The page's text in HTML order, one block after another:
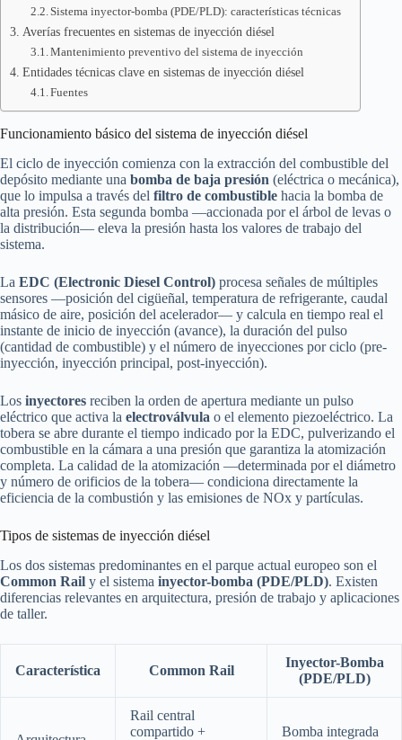
Sistema inyector-bomba (PDE/PLD): características técnicas
Averías frecuentes en sistemas de inyección diésel
Mantenimiento preventivo del sistema de inyección
Entidades técnicas clave en sistemas de inyección diésel
Fuentes
Funcionamiento básico del sistema de inyección diésel
El ciclo de inyección comienza con la extracción del combustible del
depósito mediante una bomba de baja presión (eléctrica o mecánica),
que lo impulsa a través del filtro de combustible hacia la bomba de
alta presión. Esta segunda bomba —accionada por el árbol de levas o
la distribución— eleva la presión hasta los valores de trabajo del
sistema.
La EDC (Electronic Diesel Control) procesa señales de múltiples
sensores —posición del cigüeñal, temperatura de refrigerante, caudal
másico de aire, posición del acelerador— y calcula en tiempo real el
instante de inicio de inyección (avance), la duración del pulso
(cantidad de combustible) y el número de inyecciones por ciclo (pre-
inyección, inyección principal, post-inyección).
Los inyectores reciben la orden de apertura mediante un pulso
eléctrico que activa la electroválvula o el elemento piezoeléctrico. La
tobera se abre durante el tiempo indicado por la EDC, pulverizando el
combustible en la cámara a una presión que garantiza la atomización
completa. La calidad de la atomización —determinada por el diámetro
y número de orificios de la tobera— condiciona directamente la
eficiencia de la combustión y las emisiones de NOx y partículas.
Tipos de sistemas de inyección diésel
Los dos sistemas predominantes en el parque actual europeo son el
Common Rail y el sistema inyector-bomba (PDE/PLD). Existen
diferencias relevantes en arquitectura, presión de trabajo y aplicaciones
de taller.
Característica Common Rail
Inyector-Bomba
(PDE/PLD)
Rail central
compartido +
Bomba integrada